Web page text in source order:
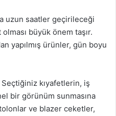
uzun saatler geçirileceği
büyük önem taşır.
yapılmış ürünler, gün boyu
kıyafetlerin, iş
bir görünüm sunmasına
ve blazer ceketler,